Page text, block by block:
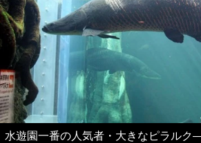
水遊園一番の人気者・大きなピラルク